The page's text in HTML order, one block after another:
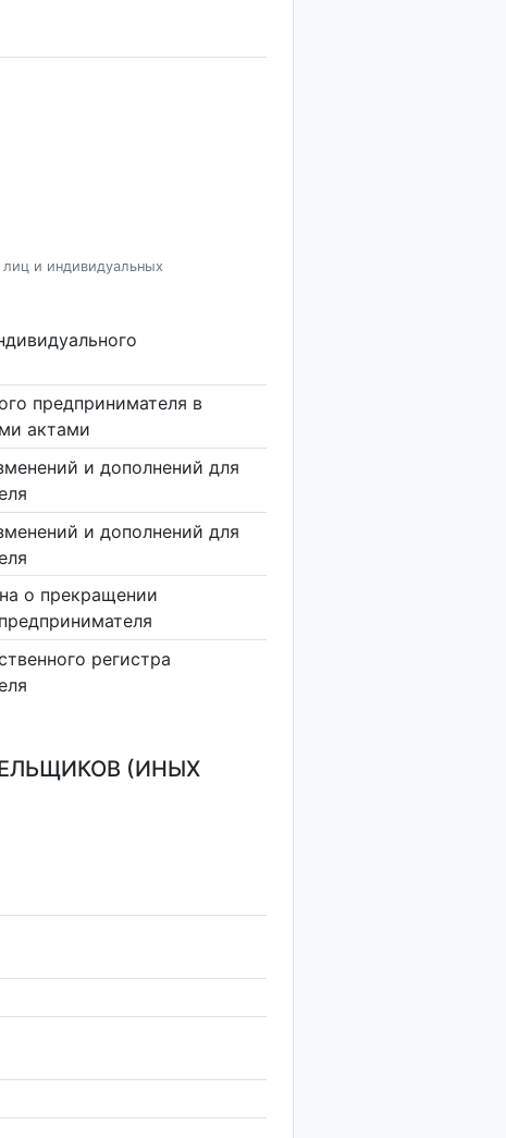
и индивидуальных
предпринимателя в
актами
и дополнений для
и дополнений для
о прекращении
регистра
(ИНЫХ